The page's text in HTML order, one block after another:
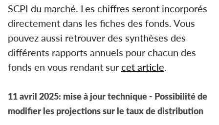
SCPI du marché. Les chiffres seront incorporés
directement dans les fiches des fonds. Vous
pouvez aussi retrouver des synthèses des
différents rapports annuels pour chacun des
fonds en vous rendant sur cet article.
11 avril 2025: mise à jour technique - Possibilité de
modifier les projections sur le taux de distribution